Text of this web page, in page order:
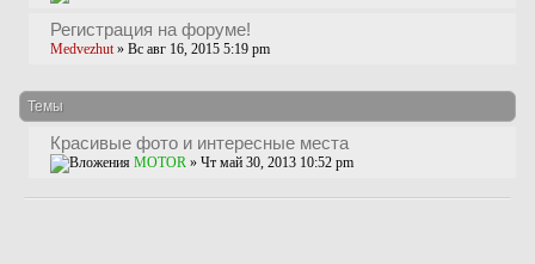
Регистрация на форуме!
Medvezhut» Вс авг 16, 2015 5:19 pm
Темы
Красивые фото и интересные места
MOTOR » Чт май 30, 2013 10:52 pm